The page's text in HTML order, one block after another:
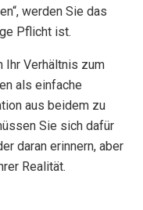
werden Sie das
Pflicht ist.
Ihr Verhältnis zum
als einfache
aus beidem zu
Sie sich dafür
daran erinnern, aber
Realität.